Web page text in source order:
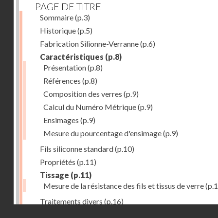
PAGE DE TITRE
Sommaire(p.3)
Historique(p.5)
Fabrication Silionne-Verranne(p.6)
Caractéristiques (p.8)
Présentation(p.8)
Références (p.8)
Composition des verres (p.9)
Calcul du Numéro Métrique(p.9)
Ensimages (p.9)
Mesure du pourcentage d'ensimage(p.9)
Fils siliconne standard(p.10)
Propriétés (p.11)
Tissage (p.11)
Mesure de la résistance des fils et tissus de verre
Traitements divers (p.16)